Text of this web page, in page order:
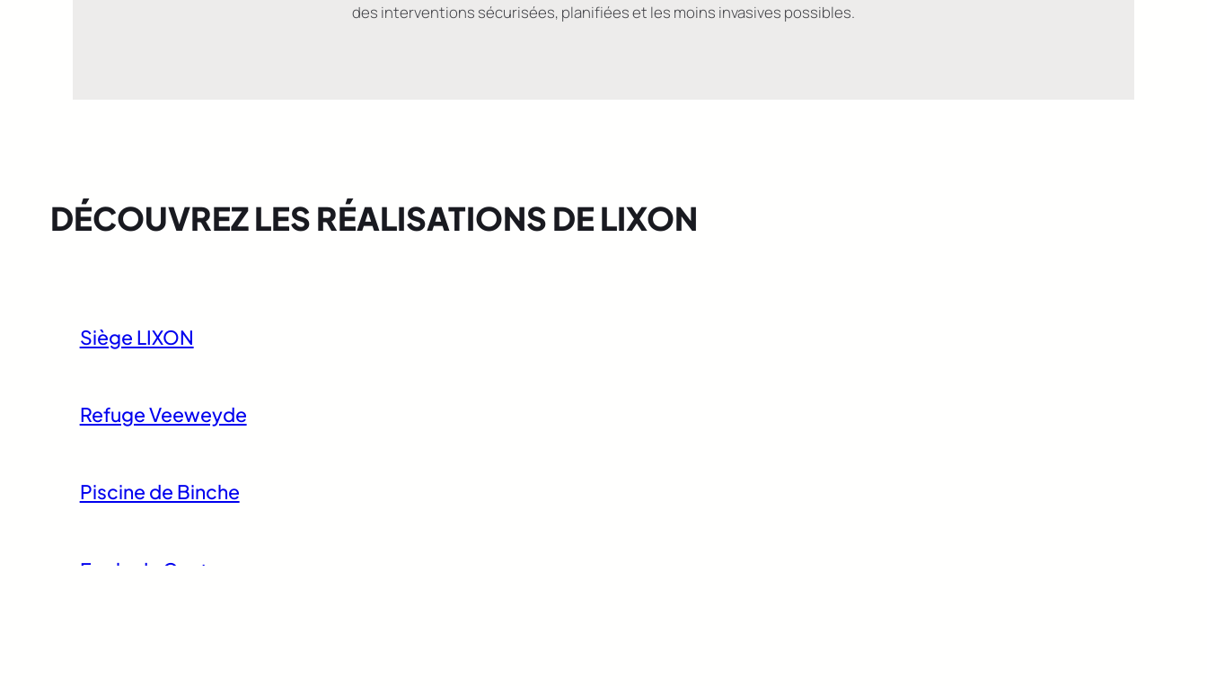
des interventions sécurisées, planifiées et les moins invasives possibles.
DÉCOUVREZ LES RÉALISATIONS DE LIXON
Siège LIXON
Refuge Veeweyde
Piscine de Binche
Ecole du Centre